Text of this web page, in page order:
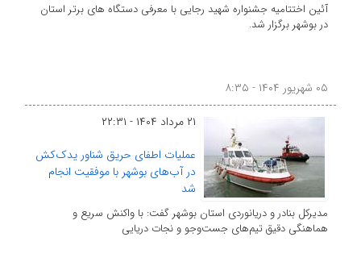
آئین اختتامیه جشنواره شهید رجایی با معرفی دستگاه های برتر استان
در بوشهر برگزار شد.
۰۵ شهریور ۱۴۰۴ - ۸:۳۵
عملیات اطفای حریق شناور یدک‌کش
در آب‌های بوشهر با موفقیت انجام
شد
مدیرکل بنادر و دریانوردی استان بوشهر گفت: با واکنش سریع و
هماهنگی دقیق تیم‌های جست‌وجو و نجات دریایی